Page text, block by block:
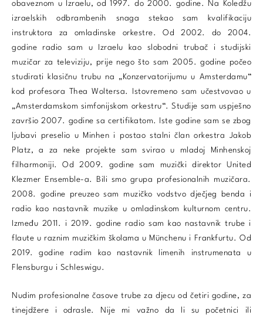
obaveznom u Izraelu, od 1997. do 2000. godine. Na Koledžu
izraelskih odbrambenih snaga stekao sam kvalifikaciju
instruktora za omladinske orkestre. Od 2002. do 2004.
godine radio sam u Izraelu kao slobodni trubač i studijski
muzičar za televiziju, prije nego što sam 2005. godine počeo
studirati klasičnu trubu na „Konzervatorijumu u Amsterdamu“
kod profesora Thea Woltersa. Istovremeno sam učestvovao u
„Amsterdamskom simfonijskom orkestru“. Studije sam uspješno
završio 2007. godine sa certifikatom. Iste godine sam se zbog
ljubavi preselio u Minhen i postao stalni član orkestra Jakob
Platz, a za neke projekte sam svirao u mladoj Minhenskoj
filharmoniji. Od 2009. godine sam muzički direktor United
Klezmer Ensemble-a. Bili smo grupa profesionalnih muzičara.
2008. godine preuzeo sam muzičko vodstvo dječjeg benda i
radio kao nastavnik muzike u omladinskom kulturnom centru.
Između 2011. i 2019. godine radio sam kao nastavnik trube i
flaute u raznim muzičkim školama u Münchenu i Frankfurtu. Od
2019. godine radim kao nastavnik limenih instrumenata u
Flensburgu i Schleswigu.
Nudim profesionalne časove trube za djecu od četiri godine, za
tinejdžere i odrasle. Nije mi važno da li su početnici ili